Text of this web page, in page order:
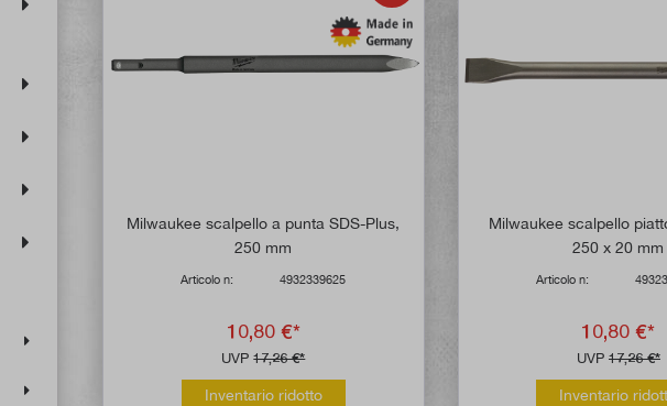
Milwaukee scalpello a punta SDS-Plus,
250 mm
Articolo n: 4932339625
10,80 €*
UVP17,26 €*
Inventario ridotto
Milwaukee scalpello
250 x 20 mm
Articolo n:
10,80 €*
UVP 17,26 €*
Inventario